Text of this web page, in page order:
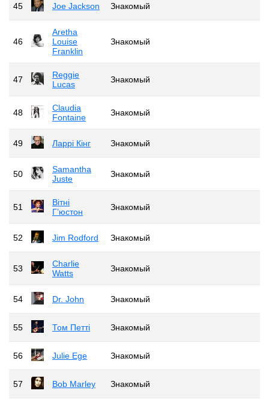
45 Joe Jackson Знакомый
46
Aretha
Louise
Franklin
Знакомый
47
Reggie
Lucas
Знакомый
48
Claudia
Fontaine
Знакомый
49 Ларрі Кінг Знакомый
50
Samantha
Juste
Знакомый
51
Вітні
Г’юстон
Знакомый
52 Jim Rodford Знакомый
53
Charlie
Watts
Знакомый
54 Dr. John Знакомый
55 Том Петті Знакомый
56 Julie Ege Знакомый
57 Bob Marley Знакомый